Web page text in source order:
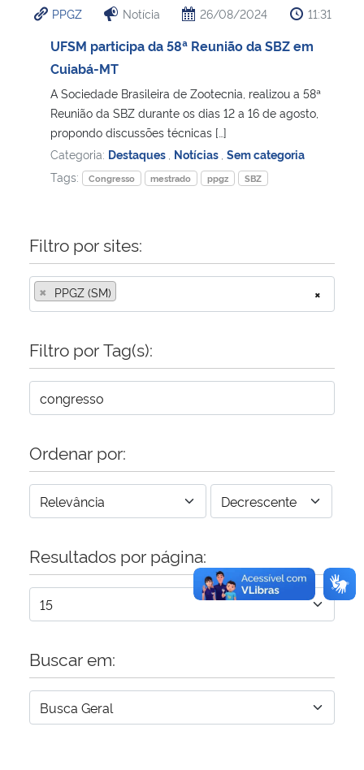
Ministério da Cidadania
Ministério da Saúde
Ministério de Minas e Energia
Ministério da Ciência, Tecnologia, Inovações e Comunicações
Ministério do Meio Ambiente
Controladoria-Geral da União
Ministério da Mulher, da Família e dos Direitos Humanos
Secretaria-Geral
Gabinete de Segurança Institucional
Banco Central do Brasil
Planalto
PPGZ Notícia 26/08/2024 11:31
UFSM participa da 58ª Reunião da SBZ em
Cuiabá-MT
A Sociedade Brasileira de Zootecnia, realizou a 58ª
Reunião da SBZ durante os dias 12 a 16 de agosto,
propondo discussões técnicas […]
Categoria: Destaques Notícias Sem categoria
Tags:
Congresso mestrado ppgz SBZ
Filtro por sites:
×
× PPGZ (SM)
Filtro por Tag(s):
Ordenar por:
Resultados por página:
Buscar em: